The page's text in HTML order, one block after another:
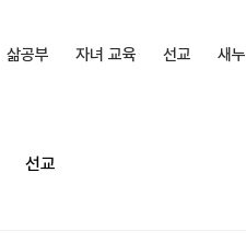
삶공부 자녀 교육 선교 새
선교